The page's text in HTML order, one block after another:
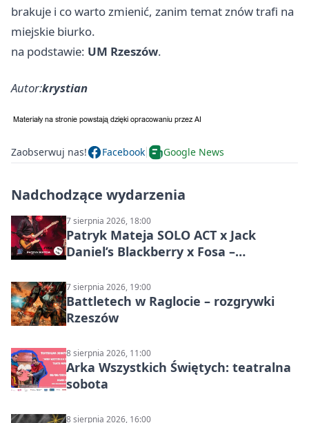
brakuje i co warto zmienić, zanim temat znów trafi na
miejskie biurko.
na podstawie: UM Rzeszów.
Autor:krystian
Zaobserwuj nas! Facebook Google News
Nadchodzące wydarzenia
7 sierpnia 2026, 18:00
Patryk Mateja SOLO ACT x Jack
Daniel’s Blackberry x Fosa –
7 sierpnia 2026, 19:00
Battletech w Raglocie – rozgrywki
Rzeszów
8 sierpnia 2026, 11:00
Arka Wszystkich Świętych: teatralna
sobota
8 sierpnia 2026, 16:00